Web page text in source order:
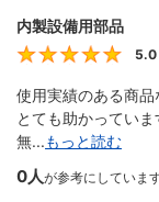
内製設備用部品
5.0
使用実績のある商
とても助かってい
無...もっと読む
0人が参考にしています